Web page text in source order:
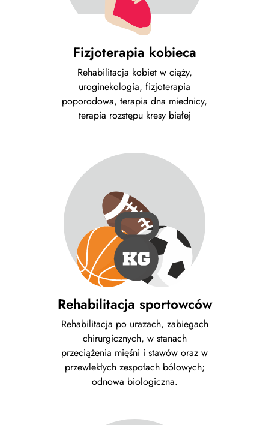
Fizjoterapia kobieca
Rehabilitacja kobiet w ciąży,
uroginekologia, fizjoterapia
poporodowa, terapia dna miednicy,
terapia rozstępu kresy białej
Rehabilitacja sportowców
Rehabilitacja po urazach, zabiegach
chirurgicznych, w stanach
przeciążenia mięśni i stawów oraz w
przewlekłych zespołach bólowych;
odnowa biologiczna.